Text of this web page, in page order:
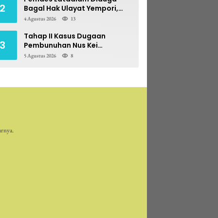
2
Bagal Hak Ulayat Yempori,
Prona BPN Terseret Bara
4 Agustus 2026 13
3
Tahap II Kasus Dugaan
Pembunuhan Nus Kei
Dilimpahkan ke PN Ambon
5 Agustus 2026 8